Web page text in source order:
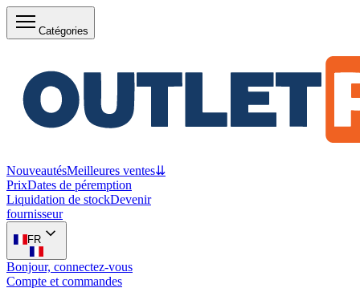
Catégories
NouveautésMeilleures ventes⇊
PrixDates de péremption
Liquidation de stockDevenir
fournisseur
FR
Bonjour, connectez-vous
Compte et commandes